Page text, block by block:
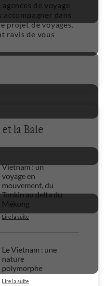
de voyage
accompagner dans
projet de voyages.
ravis de vous
la Baie
Vietnam : un
voyage en
mouvement, du
Tonkin au delta du
Mékong
Lire la suite
Le Vietnam : une
nature
polymorphe
Lire la suite